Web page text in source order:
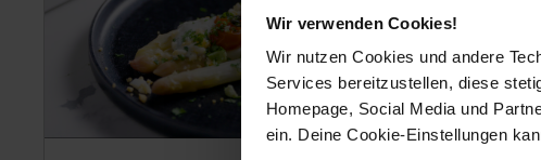
Wir verwenden Cookies!
Wir nutzen Cookies und andere
Services bereitzustellen, diese
Homepage, Social Media und
ein. Deine Cookie-Einstellungen